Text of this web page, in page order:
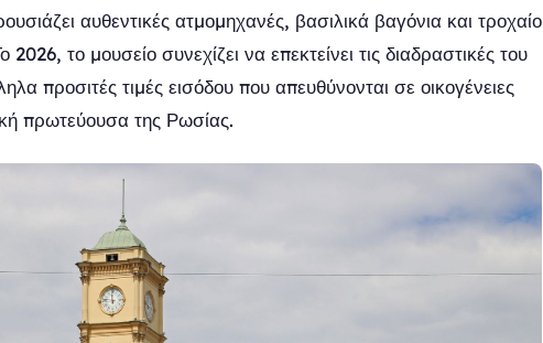
αυθεντικές ατμομηχανές, βασιλικά βαγόνια και τροχαίο
2026, το μουσείο συνεχίζει να επεκτείνει τις διαδραστικές του
προσιτές τιμές εισόδου που απευθύνονται σε οικογένειες
πρωτεύουσα της Ρωσίας.